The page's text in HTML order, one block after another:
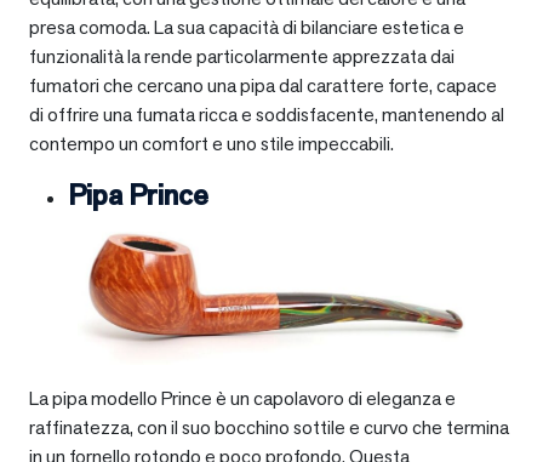
presa comoda. La sua capacità di bilanciare estetica e
funzionalità la rende particolarmente apprezzata dai
fumatori che cercano una pipa dal carattere forte, capace
di offrire una fumata ricca e soddisfacente, mantenendo al
contempo un comfort e uno stile impeccabili.
Pipa Prince
La pipa modello Prince è un capolavoro di eleganza e
raffinatezza, con il suo bocchino sottile e curvo che termina
in un fornello rotondo e poco profondo. Questa